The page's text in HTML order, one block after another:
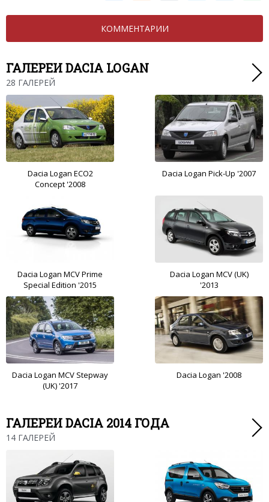
КОММЕНТАРИИ
ГАЛЕРЕИ DACIA LOGAN
28 ГАЛЕРЕЙ
Dacia Logan ECO2
Concept '2008
Dacia Logan Pick-Up '2007
Dacia Logan MCV Prime
Special Edition '2015
Dacia Logan MCV (UK)
'2013
Dacia Logan MCV Stepway
(UK) '2017
Dacia Logan '2008
ГАЛЕРЕИ DACIA 2014 ГОДА
14 ГАЛЕРЕЙ